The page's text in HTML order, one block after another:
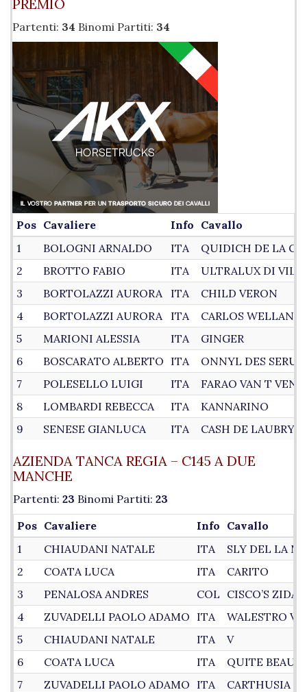
PREMIO
Partenti: 34 Binomi Partiti: 34
Pos Cavaliere Info Cavallo
1
BOLOGNI ARNALDO ITA
QUIDICH DE LA
2
BROTTO FABIO ITA
ULTRALUX DI
3
BORTOLAZZI AURORA ITA
CHILD VERON
4
BORTOLAZZI AURORA ITA
CARLOS WELLANO
5
MARIONI ALESSIA ITA
GINGER
6
BOSCARATO ALBERTO ITA
ONNYL DES
7
POLESELLO LUIGI ITA
FARAO VAN T
8
LOMBARDI REBECCA ITA
KANNARINO
9
SENESE GIANLUCA ITA CASH DE LAUBRY Z
AZIENDA TANCA REGIA – C145 A DUE
MANCHE
Partenti: 23 Binomi Partiti: 23
Pos Cavaliere Info Cavallo
1
CHIAUDANI NATALE ITA
SLY DEL LA
2
COATA LUCA ITA
CARITO
3
PENALOSA ANDRES COL CISCO’S
4
ZUVADELLI PAOLO ADAMO ITA
WALESTRO
5
CHIAUDANI NATALE ITA
V
6
COATA LUCA ITA
QUITE
7
ZUVADELLI PAOLO ADAMO ITA
CARTHUSIA